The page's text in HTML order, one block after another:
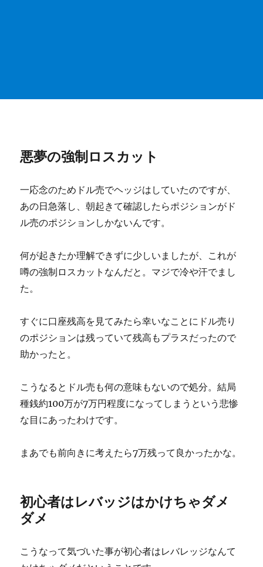
悪夢の強制ロスカット
一応念のためドル売でヘッジはしていたのですが、
あの日急落し、朝起きて確認したらポジションがド
ル売のポジションしかないんです。
何が起きたか理解できずに少しいましたが、これが
噂の強制ロスカットなんだと。マジで冷や汗でまし
た。
すぐに口座残高を見てみたら幸いなことにドル売り
のポジションは残っていて残高もプラスだったので
助かったと。
こうなるとドル売も何の意味もないので処分。結局
種銭約100万が7万円程度になってしまうという悲惨
な目にあったわけです。
まあでも前向きに考えたら7万残って良かったかな。
初心者はレバッジはかけちゃダメ
ダメ
こうなって気づいた事が初心者はレバレッジなんて